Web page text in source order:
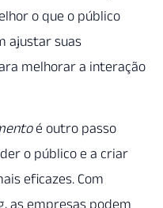
o que o público
ajustar suas
melhorar a interação
é outro passo
o público e a criar
eficazes. Com
as empresas podem